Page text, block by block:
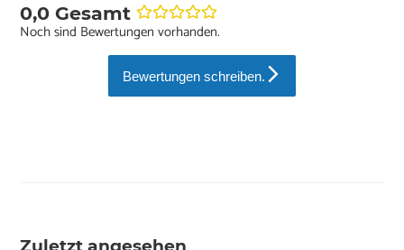
0,0 Gesamt
Noch sind Bewertungen vorhanden.
Bewertungen schreiben.